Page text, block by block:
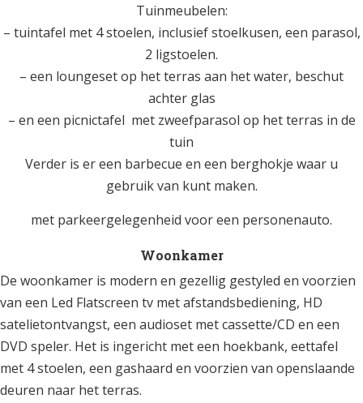
Tuinmeubelen:
– tuintafel met 4 stoelen, inclusief stoelkusen, een parasol,
2 ligstoelen.
– een loungeset op het terras aan het water, beschut
achter glas
– en een picnictafel met zweefparasol op het terras in de
tuin
Verder is er een barbecue en een berghokje waar u
gebruik van kunt maken.
met parkeergelegenheid voor een personenauto.
Woonkamer
De woonkamer is modern en gezellig gestyled en voorzien
van een Led Flatscreen tv met afstandsbediening, HD
satelietontvangst, een audioset met cassette/CD en een
DVD speler. Het is ingericht met een hoekbank, eettafel
met 4 stoelen, een gashaard en voorzien van openslaande
deuren naar het terras.